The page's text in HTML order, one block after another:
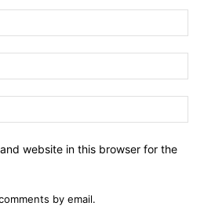
website in this browser for the
by email.